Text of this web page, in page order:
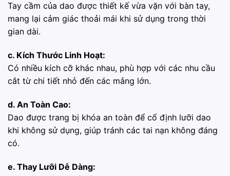
Tay cầm của dao được thiết kế vừa vặn với bàn tay,
mang lại cảm giác thoải mái khi sử dụng trong thời
gian dài.
c. Kích Thước Linh Hoạt:
Có nhiều kích cỡ khác nhau, phù hợp với các nhu cầu
cắt từ chi tiết nhỏ đến các mảng lớn.
d. An Toàn Cao:
Dao được trang bị khóa an toàn để cố định lưỡi dao
khi không sử dụng, giúp tránh các tai nạn không đáng
có.
e. Thay Lưỡi Dễ Dàng: